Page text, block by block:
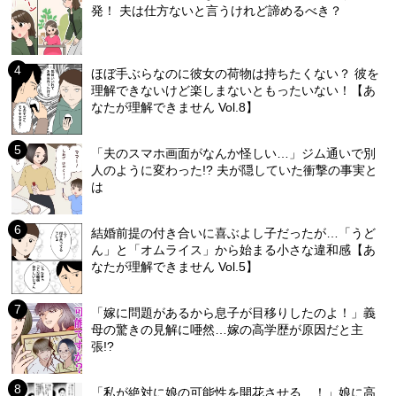
発！ 夫は仕方ないと言うけれど諦めるべき？
ほぼ手ぶらなのに彼女の荷物は持ちたくない？ 彼を
理解できないけど楽しまないともったいない！【あ
なたが理解できません Vol.8】
「夫のスマホ画面がなんか怪しい…」ジム通いで別
人のように変わった!? 夫が隠していた衝撃の事実と
は
結婚前提の付き合いに喜ぶよし子だったが…「うど
ん」と「オムライス」から始まる小さな違和感【あ
なたが理解できません Vol.5】
「嫁に問題があるから息子が目移りしたのよ！」義
母の驚きの見解に唖然…嫁の高学歴が原因だと主
張!?
「私が絶対に娘の可能性を開花させる…！」娘に高